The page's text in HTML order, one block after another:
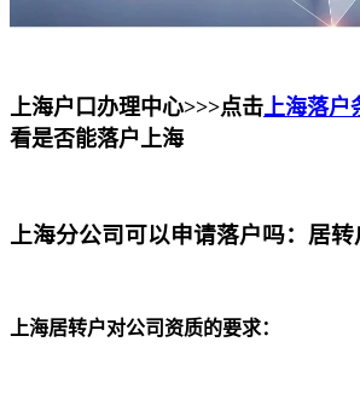
上海户口办理中心>>>点击 上海落户
看是否能落户上海
上海分公司可以申请落户吗：居转
上海居转户对公司资质的要求：